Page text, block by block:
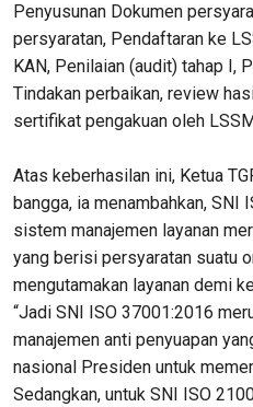
Penyusunan Dokumen
persyaratan, Pendaftaran ke
KAN, Penilaian (audit) tahap I,
Tindakan perbaikan, review
sertifikat pengakuan oleh
Atas keberhasilan ini, Ketua
bangga, ia menambahkan, SNI
sistem manajemen layanan
yang berisi persyaratan suatu
mengutamakan layanan demi
“Jadi SNI ISO 37001:2016
manajemen anti penyuapan
nasional Presiden untuk
Sedangkan, untuk SNI ISO